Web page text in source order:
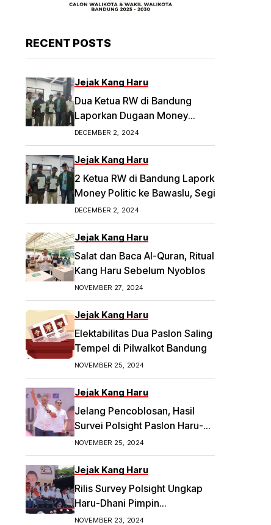
RECENT POSTS
Jejak Kang Haru
Dua Ketua RW di Bandung
Laporkan Dugaan Money
Politik
DECEMBER 2, 2024
Jejak Kang Haru
2 Ketua RW di Bandung Laporkan Dugaan
Money Politic ke Bawaslu, Segini
Nominalnya Artikel ini telah tayang di
Tribunpriangan.com dengan judul 2
Ketua RW di Bandung Laporkan Dugaan
Money Politic ke Bawaslu, Segini
Nominalnya,
30/2-ketua-rw-di-bandung-laporkan-
dugaan-money-politic-ke-bawaslu-
DECEMBER 2, 2024
Jejak Kang Haru
Salat dan Baca Al-Quran, Ritual
Kang Haru Sebelum Nyoblos
NOVEMBER 27, 2024
Jejak Kang Haru
Elektabilitas Dua Paslon Saling
Tempel di Pilwalkot Bandung
NOVEMBER 25, 2024
Jejak Kang Haru
Jelang Pencoblosan, Hasil
Survei Polsight Paslon Haru-
Dhani Meroket di Pilwakot
Bandung
NOVEMBER 25, 2024
Jejak Kang Haru
Rilis Survey Polsight Ungkap
Haru-Dhani Pimpin
Elektabilitas Tertinggi di
NOVEMBER 23, 2024